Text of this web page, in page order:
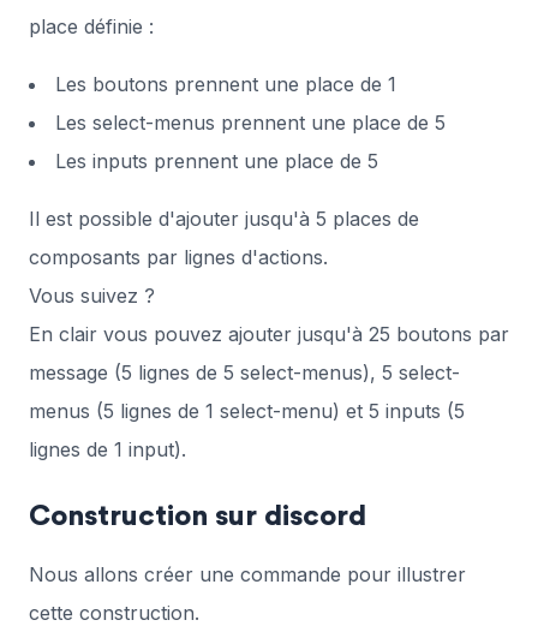
place définie :
Les boutons prennent une place de 1
Les select-menus prennent une place de 5
Les inputs prennent une place de 5
Il est possible d'ajouter jusqu'à 5 places de
composants par lignes d'actions.
Vous suivez ?
En clair vous pouvez ajouter jusqu'à 25 boutons par
message (5 lignes de 5 select-menus), 5 select-
menus (5 lignes de 1 select-menu) et 5 inputs (5
lignes de 1 input).
Construction sur discord
Nous allons créer une commande pour illustrer
cette construction.